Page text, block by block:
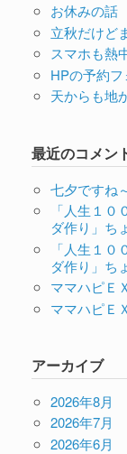
お休みの話
立秋だけど
スマホも熱
HPの予約
天からも地
最近のコメン
七夕ですね
「人生１
ダ作り」ち
「人生１
ダ作り」ち
ママハピＥ
ママハピＥ
アーカイブ
2026年8月
2026年7月
2026年6月